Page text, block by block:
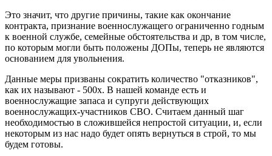
Это значит, что другие причины, такие как окончание
контракта, признание военнослужащего ограниченно годным
к военной службе, семейные обстоятельства и др, в том числе,
по которым могли быть положены ДОПы, теперь не являются
основанием для увольнения.
Данные меры призваны сократить количество "отказников",
как их называют - 500х. В нашей команде есть и
военнослужащие запаса и супруги действующих
военнослужащих-участников СВО. Считаем данный шаг
необходимостью в сложившейся непростой ситуации, и, если
некоторым из нас надо будет опять вернуться в строй, то мы
будем готовы.